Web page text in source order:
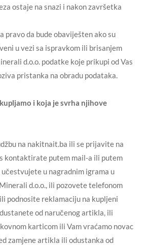
ostaje na snazi i nakon završetka
pravo da bude obaviješten ako su
u vezi sa ispravkom ili brisanjem
d.o.o. podatke koje prikupi od Vas
pristanka na obradu podataka.
i koja je svrha njihove
na nakitnait.ba ili se prijavite na
kontaktirate putem mail-a ili putem
u nagradnim igrama u
d.o.o., ili pozovete telefonom
podnosite reklamaciju na kupljeni
od naručenog artikla, ili
karticom ili Vam vraćamo novac
zamjene artikla ili odustanka od